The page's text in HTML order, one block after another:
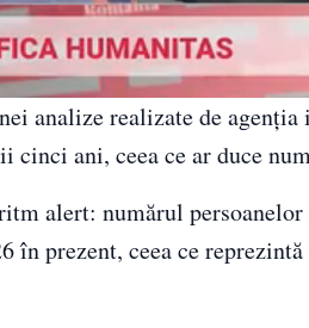
analize realizate de
ani, ceea ce ar duce
alert: numărul persoanelor
prezent, ceea ce